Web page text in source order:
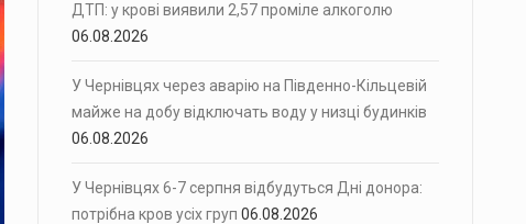
ДТП: у крові виявили 2,57 проміле алкоголю
06.08.2026
У Чернівцях через аварію на Південно-Кільцевій
майже на добу відключать воду у низці будинків
06.08.2026
У Чернівцях 6-7 серпня відбудуться Дні донора:
потрібна кров усіх груп 06.08.2026